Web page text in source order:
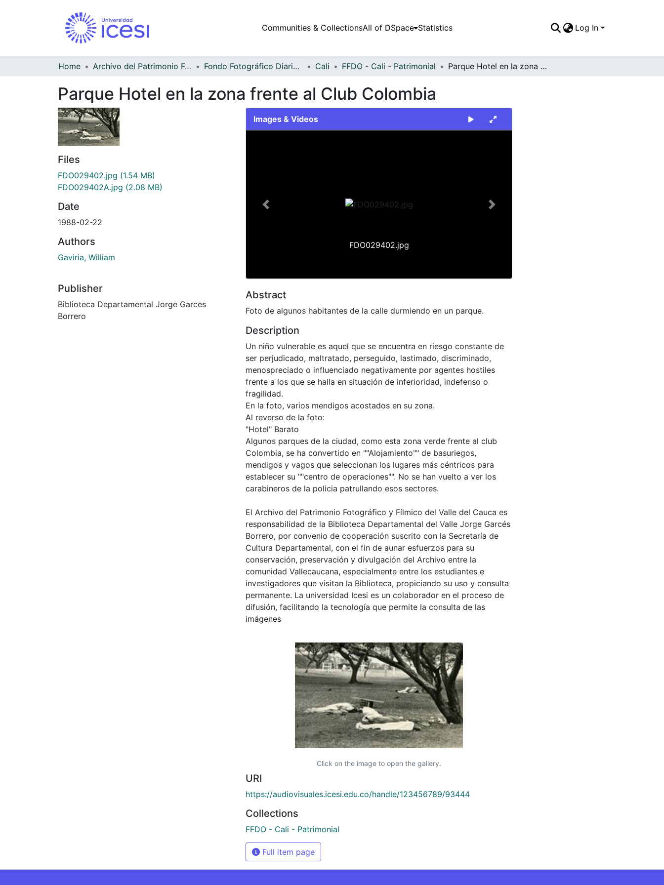
Communities & CollectionsAll of DSpace Statistics Log In
Home Archivo del Patrimonio Fotográfico y Fílmico del Valle del Cauca Fondo Fotográfico Diario Occidente Cali FFDO - Cali - Patrimonial Parque Hotel en la zona frente al Club Colombia
Parque Hotel en la zona frente al Club Colombia
Files
FDO029402.jpg (1.54 MB)
FDO029402A.jpg (2.08 MB)
Date
1988-02-22
Authors
Gaviria, William
Publisher
Biblioteca Departamental Jorge Garces
Borrero
Images & Videos
FDO029402.jpg
Previous Next
Abstract
Foto de algunos habitantes de la calle durmiendo en un parque.
Description
Un niño vulnerable es aquel que se encuentra en riesgo constante de
ser perjudicado, maltratado, perseguido, lastimado, discriminado,
menospreciado o influenciado negativamente por agentes hostiles
frente a los que se halla en situación de inferioridad, indefenso o
fragilidad.
En la foto, varios mendigos acostados en su zona.
Al reverso de la foto:
"Hotel" Barato
Algunos parques de la ciudad, como esta zona verde frente al club
Colombia, se ha convertido en ""Alojamiento"" de basuriegos,
mendigos y vagos que seleccionan los lugares más céntricos para
establecer su ""centro de operaciones"". No se han vuelto a ver los
carabineros de la policia patrullando esos sectores.
El Archivo del Patrimonio Fotográfico y Fílmico del Valle del Cauca es
responsabilidad de la Biblioteca Departamental del Valle Jorge Garcés
Borrero, por convenio de cooperación suscrito con la Secretaría de
Cultura Departamental, con el fin de aunar esfuerzos para su
conservación, preservación y divulgación del Archivo entre la
comunidad Vallecaucana, especialmente entre los estudiantes e
investigadores que visitan la Biblioteca, propiciando su uso y consulta
permanente. La universidad Icesi es un colaborador en el proceso de
difusión, facilitando la tecnología que permite la consulta de las
imágenes
Click on the image to open the gallery.
URI
https://audiovisuales.icesi.edu.co/handle/123456789/93444
Collections
FFDO - Cali - Patrimonial
Full item page